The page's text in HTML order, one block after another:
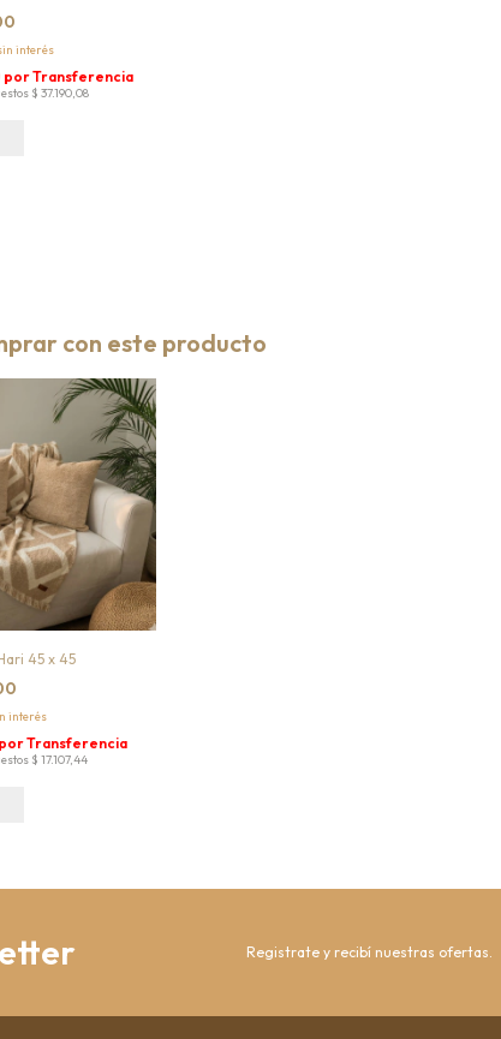
interés
con este producto
45 x 45
interés
Registrate y recibí nuestras ofertas.